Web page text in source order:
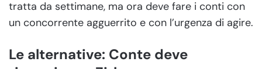
tratta da settimane, ma ora deve fare i conti con
un concorrente agguerrito e con l’urgenza di agire.
Le alternative: Conte deve